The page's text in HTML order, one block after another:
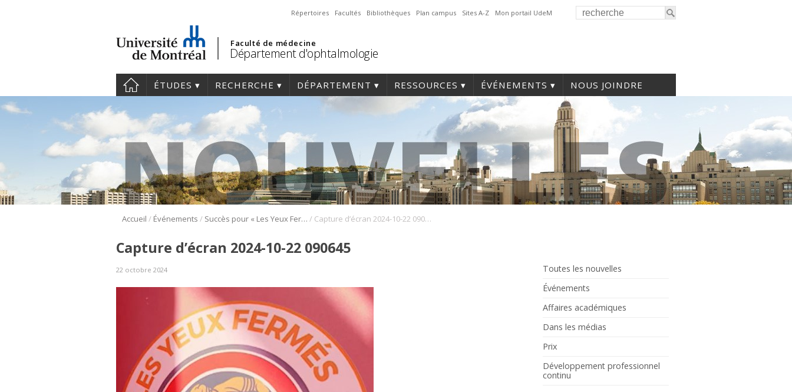
Répertoires Facultés Bibliothèques Plan campus Sites A-Z Mon portail UdeM
Faculté de médecine
Département d'ophtalmologie
ÉTUDES RECHERCHE DÉPARTEMENT RESSOURCES ÉVÉNEMENTS NOUS JOINDRE
Accueil / Événements / Succès pour « Les Yeux Fermés, Le Cœur Ouvert » / Capture d’écran 2024-10-22 090645
Toutes les nouvelles
Événements
Affaires académiques
Dans les médias
Prix
Développement professionnel
continu
Capture d’écran 2024-10-22 090645
22 octobre 2024